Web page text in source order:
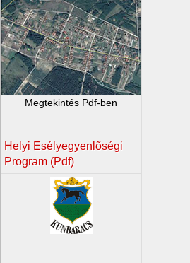
Megtekintés Pdf-ben
Helyi Esélyegyenlõségi
Program (Pdf)